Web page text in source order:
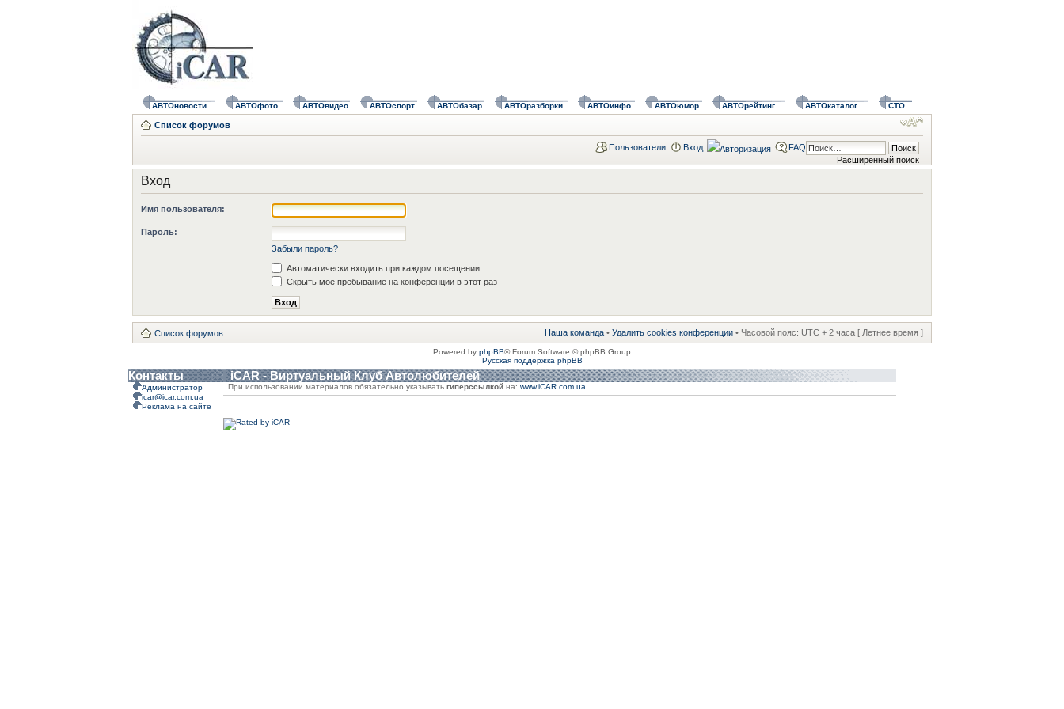
АВТОновости АВТОфото АВТОвидео АВТОспорт АВТОбазар АВТОразборки АВТОинфо АВТОюмор АВТОрейтинг АВТОкаталог СТО
Список форумов
Расширенный поиск
Пользователи Вход FAQ
Вход
Имя пользователя:
Пароль:
Забыли пароль?
Автоматически входить при каждом посещении
Скрыть моё пребывание на конференции в этот раз
Список форумов Наша команда • Удалить cookies конференции • Часовой пояс: UTC + 2 часа [ Летнее время ]
Powered by phpBB® Forum Software © phpBB Group
Русская поддержка phpBB
Контакты iCAR - Виртуальный Клуб Автолюбителей
Администратор
icar@icar.com.ua
Реклама на сайте
При использовании материалов обязательно указывать гиперссылкой на: www.iCAR.com.ua